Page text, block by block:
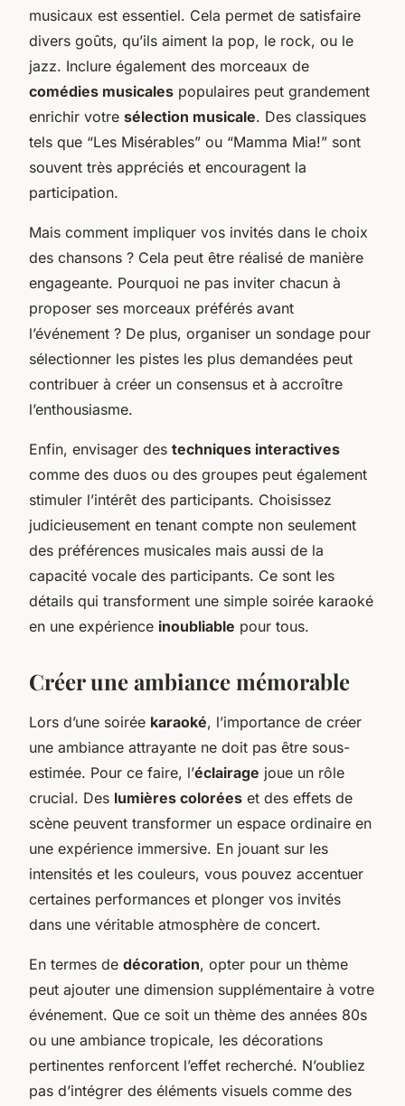
musicaux est essentiel. Cela permet de satisfaire
divers goûts, qu’ils aiment la pop, le rock, ou le
jazz. Inclure également des morceaux de
comédies musicales populaires peut grandement
enrichir votre sélection musicale. Des classiques
tels que “Les Misérables” ou “Mamma Mia!” sont
souvent très appréciés et encouragent la
participation.
Mais comment impliquer vos invités dans le choix
des chansons ? Cela peut être réalisé de manière
engageante. Pourquoi ne pas inviter chacun à
proposer ses morceaux préférés avant
l’événement ? De plus, organiser un sondage pour
sélectionner les pistes les plus demandées peut
contribuer à créer un consensus et à accroître
l’enthousiasme.
Enfin, envisager des techniques interactives
comme des duos ou des groupes peut également
stimuler l’intérêt des participants. Choisissez
judicieusement en tenant compte non seulement
des préférences musicales mais aussi de la
capacité vocale des participants. Ce sont les
détails qui transforment une simple soirée karaoké
en une expérience inoubliable pour tous.
Créer une ambiance mémorable
Lors d’une soirée karaoké, l’importance de créer
une ambiance attrayante ne doit pas être sous-
estimée. Pour ce faire, l’éclairage joue un rôle
crucial. Des lumières colorées et des effets de
scène peuvent transformer un espace ordinaire en
une expérience immersive. En jouant sur les
intensités et les couleurs, vous pouvez accentuer
certaines performances et plonger vos invités
dans une véritable atmosphère de concert.
En termes de décoration, opter pour un thème
peut ajouter une dimension supplémentaire à votre
événement. Que ce soit un thème des années 80s
ou une ambiance tropicale, les décorations
pertinentes renforcent l’effet recherché. N’oubliez
pas d’intégrer des éléments visuels comme des